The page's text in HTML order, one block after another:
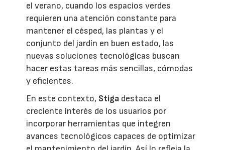
el verano, cuando los espacios verdes
requieren una atención constante para
mantener el césped, las plantas y el
conjunto del jardín en buen estado, las
nuevas soluciones tecnológicas buscan
hacer estas tareas más sencillas, cómodas
y eficientes.
En este contexto, Stiga destaca el
creciente interés de los usuarios por
incorporar herramientas que integren
avances tecnológicos capaces de optimizar